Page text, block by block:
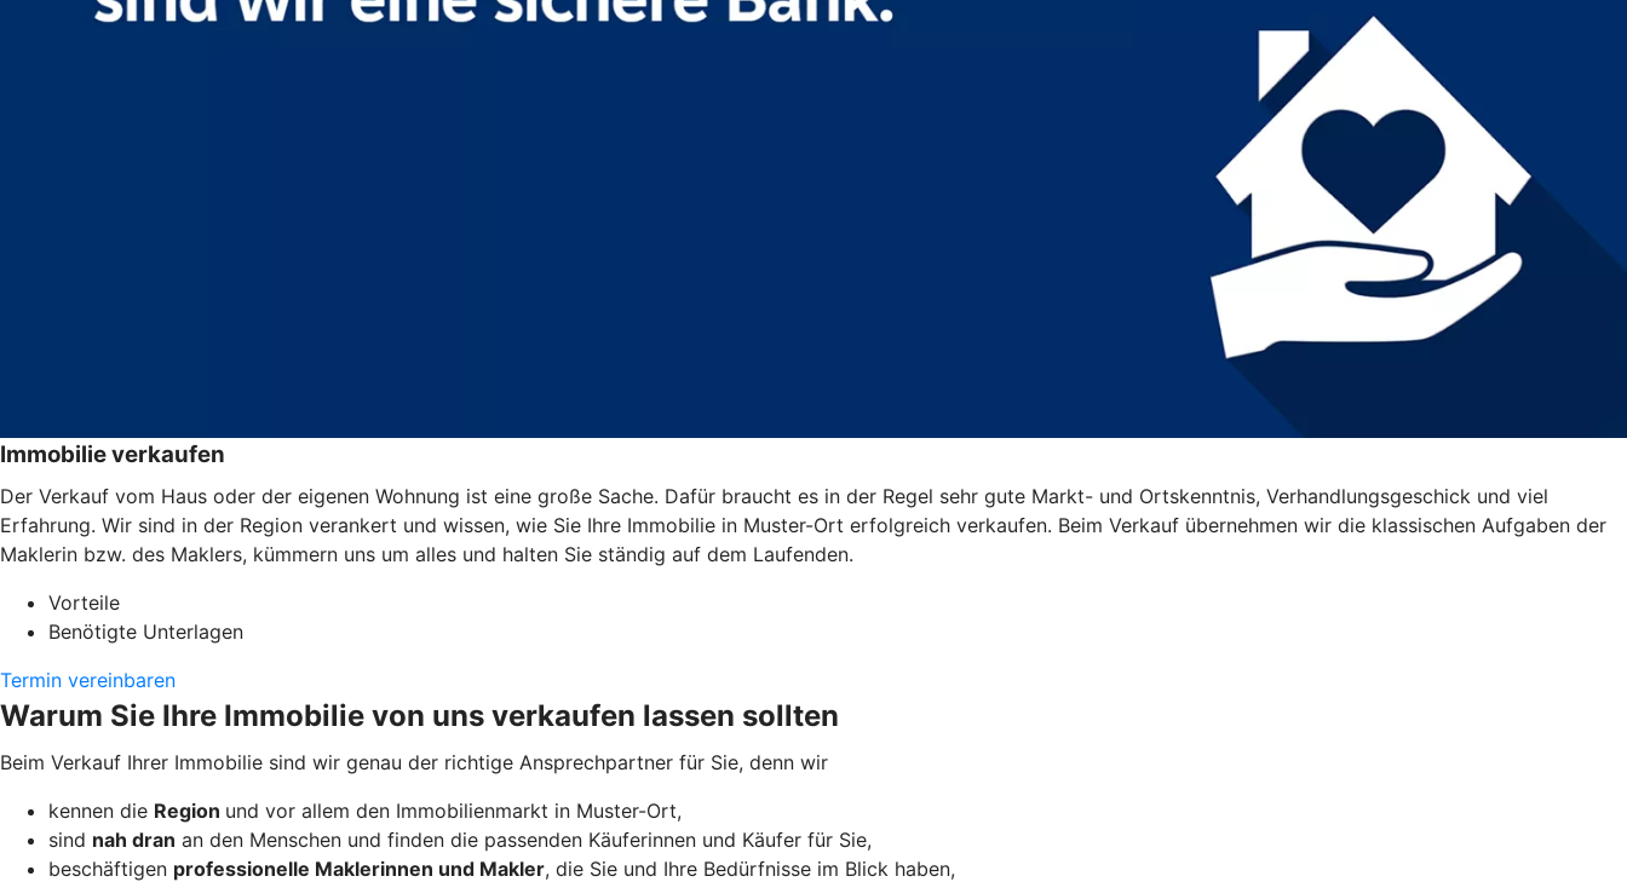
Immobilie verkaufen
Der Verkauf vom Haus oder der eigenen Wohnung ist eine große Sache. Dafür braucht es in der Regel sehr gute Markt- und Ortskenntnis, Verhandlungsgeschick und viel
Erfahrung. Wir sind in der Region verankert und wissen, wie Sie Ihre Immobilie in Muster-Ort erfolgreich verkaufen. Beim Verkauf übernehmen wir die klassischen Aufgaben der
Maklerin bzw. des Maklers, kümmern uns um alles und halten Sie ständig auf dem Laufenden.
Vorteile
Benötigte Unterlagen
Termin vereinbaren
Warum Sie Ihre Immobilie von uns verkaufen lassen sollten
Beim Verkauf Ihrer Immobilie sind wir genau der richtige Ansprechpartner für Sie, denn wir
kennen die Region und vor allem den Immobilienmarkt in Muster-Ort,
sind nah dran an den Menschen und finden die passenden Käuferinnen und Käufer für Sie,
beschäftigen professionelle Maklerinnen und Makler, die Sie und Ihre Bedürfnisse im Blick haben,